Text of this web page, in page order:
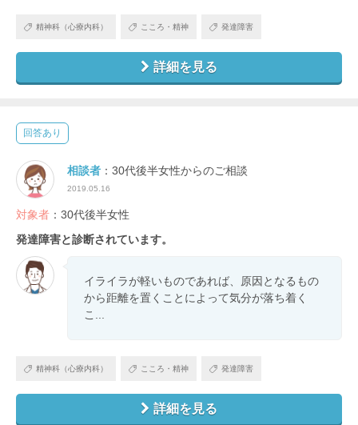
精神科（心療内科） こころ・精神 発達障害
詳細を見る
回答あり
相談者 ：30代後半女性からのご相談
2019.05.16
対象者 ：30代後半女性
発達障害と診断されています。
イライラが軽いものであれば、原因となるもの
から距離を置くことによって気分が落ち着く
こ...
精神科（心療内科） こころ・精神 発達障害
詳細を見る